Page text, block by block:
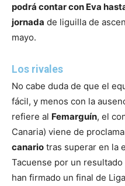
podrá contar con Eva
jornada de liguilla de
mayo.
Los rivales
No cabe duda de que el
fácil, y menos con la
refiere al Femarguín, el
Canaria) viene de
canario tras superar en la
Tacuense por un
han firmado un final de